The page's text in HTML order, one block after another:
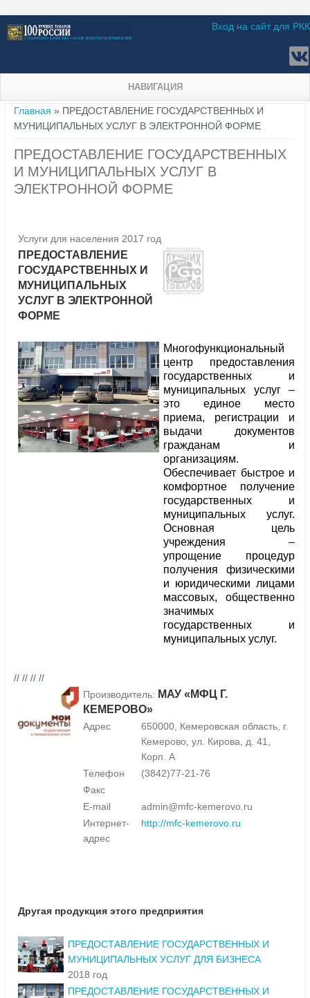
Вход на сайт для РКК
НАВИГАЦИЯ
Вы здесь
Главная » ПРЕДОСТАВЛЕНИЕ ГОСУДАРСТВЕННЫХ И
МУНИЦИПАЛЬНЫХ УСЛУГ В ЭЛЕКТРОННОЙ ФОРМЕ
ПРЕДОСТАВЛЕНИЕ ГОСУДАРСТВЕННЫХ
И МУНИЦИПАЛЬНЫХ УСЛУГ В
ЭЛЕКТРОННОЙ ФОРМЕ
Услуги для населения 2017 год
ПРЕДОСТАВЛЕНИЕ
ГОСУДАРСТВЕННЫХ И
МУНИЦИПАЛЬНЫХ
УСЛУГ В ЭЛЕКТРОННОЙ
ФОРМЕ
Многофункциональный
центр предоставления
государственных и
муниципальных услуг –
это единое место
приема, регистрации и
выдачи документов
гражданам и
организациям.
Обеспечивает быстрое и
комфортное получение
государственных и
муниципальных услуг.
Основная цель
учреждения –
упрощение процедур
получения физическими
и юридическими лицами
массовых, общественно
значимых
государственных и
муниципальных услуг.
// // // //
Производитель: МАУ «МФЦ Г.
КЕМЕРОВО»
Адрес
650000, Кемеровская область, г.
Кемерово, ул. Кирова, д. 41,
Корп. А
Телефон
(3842)77-21-76
Факс
E-mail
admin@mfc-kemerovo.ru
Интернет-
адрес
http://mfc-kemerovo.ru
Другая продукция этого предприятия
ПРЕДОСТАВЛЕНИЕ ГОСУДАРСТВЕННЫХ И
МУНИЦИПАЛЬНЫХ УСЛУГ ДЛЯ БИЗНЕСА
2018 год
ПРЕДОСТАВЛЕНИЕ ГОСУДАРСТВЕННЫХ И